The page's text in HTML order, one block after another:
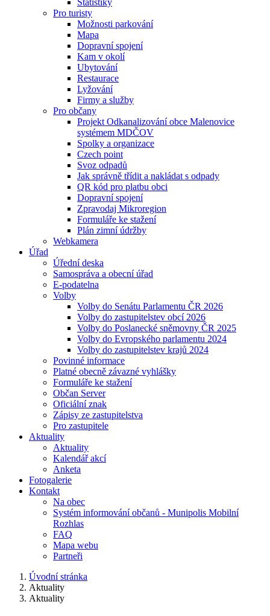
Statistiky
Pro turisty
Možnosti parkování
Mapa
Dopravní spojení
Kam v okolí
Ubytování
Restaurace
Lyžování
Firmy a služby
Pro občany
Projekt Odkanalizování obce Malenovice
systémem MDČOV
Spolky a organizace
Czech point
Svoz odpadů
Jak správně třídit a nakládat s odpady
QR kód pro platbu obci
Dopravní spojení
Zpravodaj Mikroregion
Formuláře ke stažení
Plán zimní údržby
Webkamera
Úřad
Úřední deska
Samospráva a obecní úřad
E-podatelna
Volby
Volby do Senátu Parlamentu ČR 2026
Volby do zastupitelstev obcí 2026
Volby do Poslanecké sněmovny ČR 2025
Volby do Evropského parlamentu 2024
Volby do zastupitelstev krajů 2024
Povinné informace
Platné obecně závazné vyhlášky
Formuláře ke stažení
Občan Server
Oficiální znak
Zápisy ze zastupitelstva
Pro zastupitele
Aktuality
Aktuality
Kalendář akcí
Anketa
Fotogalerie
Kontakt
Na obec
Systém informování občanů - Munipolis Mobilní
Rozhlas
FAQ
Mapa webu
Partneři
Úvodní stránka
Aktuality
Aktuality